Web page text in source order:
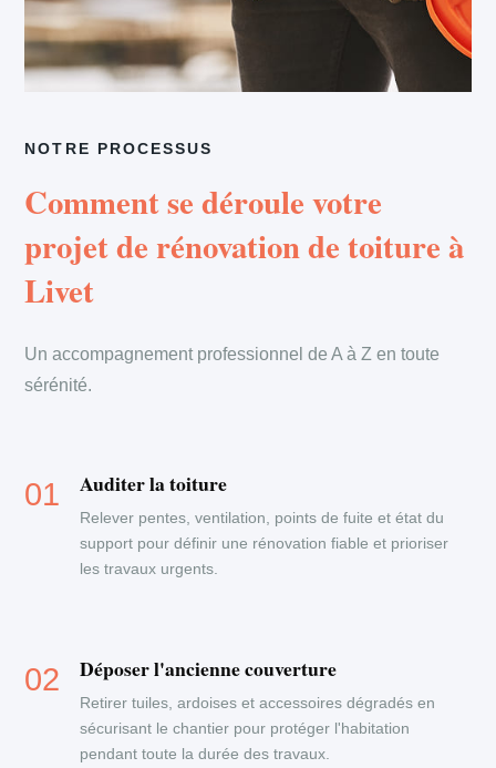
NOTRE PROCESSUS
Comment se déroule votre
projet de rénovation de toiture à
Livet
Un accompagnement professionnel de A à Z en toute
sérénité.
Auditer la toiture
Relever pentes, ventilation, points de fuite et état du
support pour définir une rénovation fiable et prioriser
les travaux urgents.
Déposer l'ancienne couverture
Retirer tuiles, ardoises et accessoires dégradés en
sécurisant le chantier pour protéger l'habitation
pendant toute la durée des travaux.